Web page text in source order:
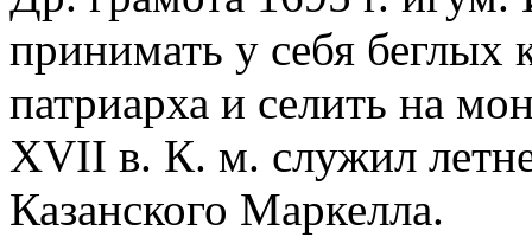
принимать у себя беглых
патриарха и селить на
XVII в. К. м. служил
Казанского Маркелла.